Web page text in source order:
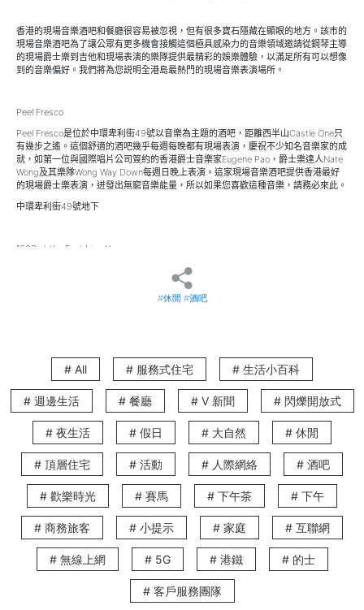
香港的現場音樂酒吧和餐廳很容易被忽視，但有很多寶石隱藏在顯眼的地方。該市的
現場音樂酒吧為了讓公眾有更多機會接觸這個極具感染力的音樂領域邀請從鋼琴主導
的現場爵士樂到吉他和現場表演的樂隊提供最精彩的娛樂體驗，以滿足所有可以想像
到的音樂偏好。我們將為您説明全港島最熱門的現場音樂表演場所。
Peel Fresco
Peel Fresco是位於中環卑利街49號以音樂為主題的酒吧，距離西半山Castle One只
有幾步之遙。這個舒適的酒吧幾乎每週每晚都有現場表演，慶祝不少知名音樂家的成
就，如第一位與國際唱片公司簽約的香港爵士音樂家Eugene Pao ，爵士樂達人Nate
Wong及其樂隊Wong Way Down每週日晚上表演。這家現場音樂酒吧提供香港最好
的現場爵士樂表演，迸發出無窮音樂能量，所以如果您喜歡這種音樂，請務必來此。
中環卑利街49號地下
1563 at the East Live House
是一個嶄新的表演及餐饗場地，保證讓你有一個全新的
飲食體驗。這個大型場地位於香港現場音樂表演的中心，歡迎歌星到藍調和爵士樂愛
好者的演出者。音樂表演每月舉行，表演者於音樂增添多元創作元素及為觀眾提供意
灣仔皇后道東183號合和中心6樓
The Wanch
作為香港歷史最悠久的現場音樂酒吧之一，
The Wanch於2017 年慶祝了30年的歷
史。酒吧的歷史令人難以置信的，這不僅歸功於業主的熱情，也歸功於他們對音樂的
承諾-他們每月平均主持 70多個不同的表演。相比之下，The Wanch有一個真正的
舞蹈氛圍而不是被動的聆聽體驗，快點準備去
The Wanch吧！
灣仔謝斐道54號地下
Amazonia
若果上述所推介的場地聽起來太溫順了，你可看看灣仔的Amazonia。自稱是"野人和
奇妙人閒逛 "的地方—Amazonia
並不是一個微妙的地方。然而，如果你正在尋找一個
地方，可讓你的神經鬆弛，這個現場樂隊酒吧絕對是一個好地方。他們的音樂是
年代的搖滾樂，樂隊一直延續到黎明。
#休閒 #酒吧
# All # 服務式住宅 # 生活小百科
# 週邊生活 # 餐廳 # V 新聞 # 閃爍開放式
# 夜生活 # 假日 # 大自然 # 休閒
# 頂層住宅 # 活動 # 人際網絡 # 酒吧
# 歡樂時光 # 賽馬 # 下午茶 # 下午
# 商務旅客 # 小提示 # 家庭 # 互聯網
# 無線上網 # 5G # 港鐵 # 的士
# 客戶服務團隊